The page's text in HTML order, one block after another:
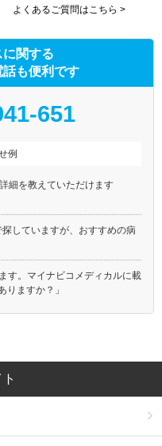
よくあるご質問はこちら >
関する
も便利です
651
例
細を教えていただけます
していますが、おすすめの病
す。マイナビコメディカルに載
りますか？」